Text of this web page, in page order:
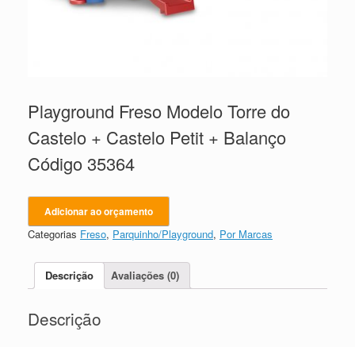
Playground Freso Modelo Torre do
Castelo + Castelo Petit + Balanço
Código 35364
Adicionar ao orçamento
Categorias Freso, Parquinho/Playground, Por Marcas
Descrição Avaliações (0)
Descrição